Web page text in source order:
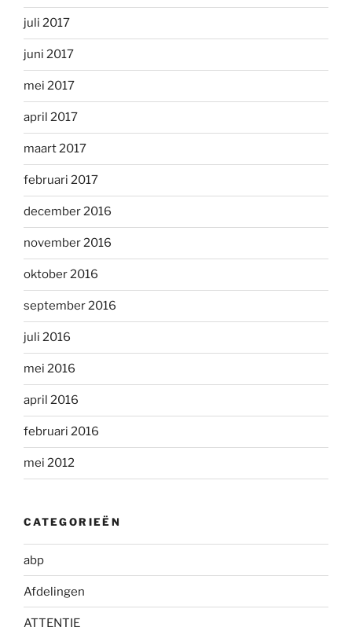
juli 2017
juni 2017
mei 2017
april 2017
maart 2017
februari 2017
december 2016
november 2016
oktober 2016
september 2016
juli 2016
mei 2016
april 2016
februari 2016
mei 2012
CATEGORIEËN
abp
Afdelingen
ATTENTIE